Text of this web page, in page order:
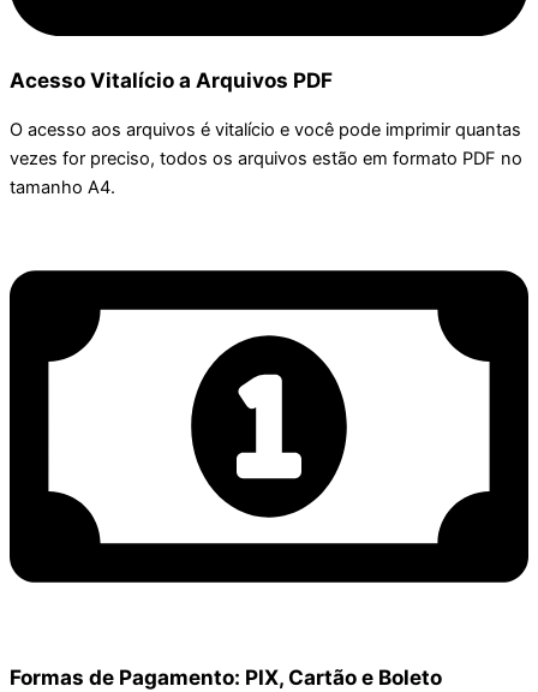
Acesso Vitalício a Arquivos PDF
O acesso aos arquivos é vitalício e você pode imprimir quantas
vezes for preciso, todos os arquivos estão em formato PDF no
tamanho A4.
Formas de Pagamento: PIX, Cartão e Boleto